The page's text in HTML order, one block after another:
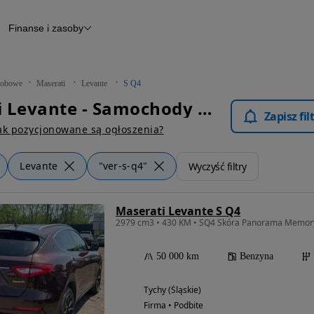
Raport z inspekcji
Otomoto News
Finanse i zasoby
Maserati Levante S Q4
Maserati Levante - Samochody Osobowe
pozycjonowane są ogłoszenia?
Zapisz
Levante "ver-s-q4" Wyczyść filtry
Maserati Levante S Q4
2979 cm3 • 430 KM • SQ4 Skóra Panorama
50 000 km Benzyna
Tychy (Śląskie)
Firma • Podbite